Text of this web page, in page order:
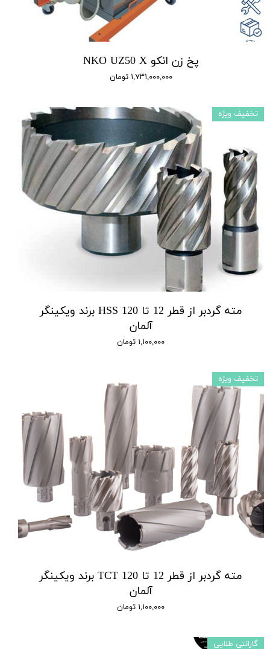
پخ زن انکو NKO UZ50 X
۱,۷۳۱,۰۰۰,۰۰۰ تومان
مته گردبر از قطر 12 تا 120 HSS برند ویکینگر
آلمان
۱,۱۰۰,۰۰۰ تومان
تخفیف ویژه
مته گردبر از قطر 12 تا 120 TCT برند ویکینگر
آلمان
۱,۱۰۰,۰۰۰ تومان
تخفیف ویژه
گارانتی طلایی